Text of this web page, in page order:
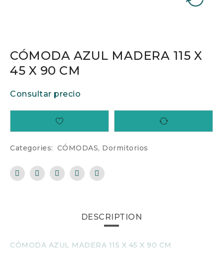
CÓMODA AZUL MADERA 115 X
45 X 90 CM
Consultar precio
Categories: CÓMODAS, Dormitorios
DESCRIPTION
CÓMODA AZUL MADERA 115 X 45 X 90 CM